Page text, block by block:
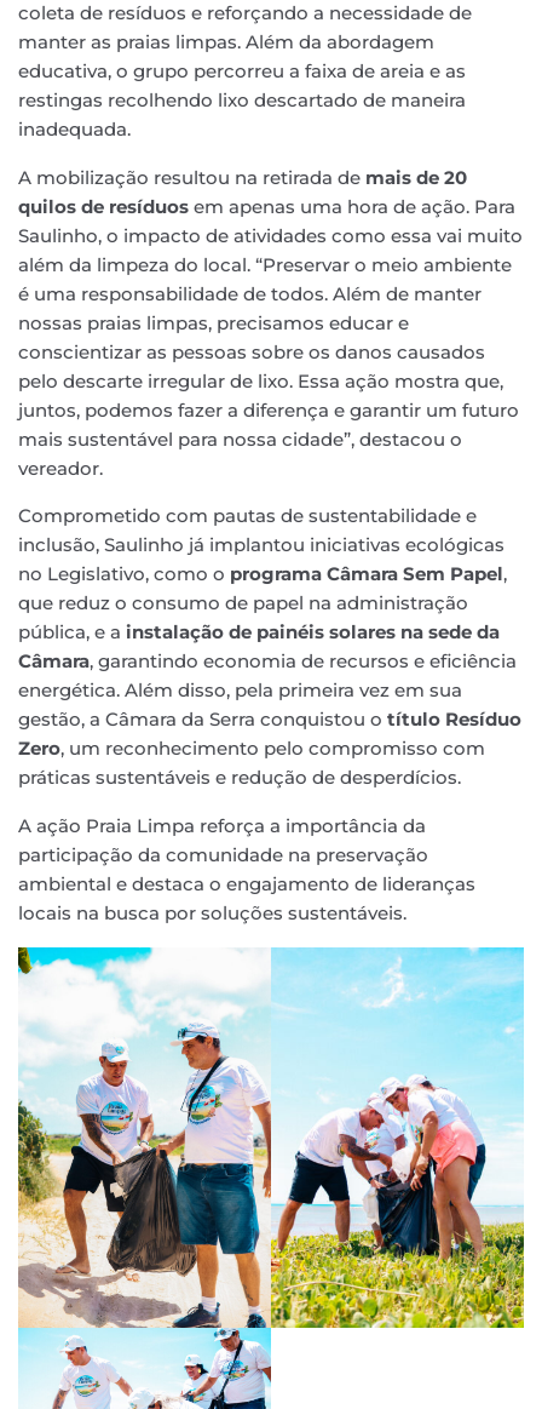
coleta de resíduos e reforçando a necessidade de
manter as praias limpas. Além da abordagem
educativa, o grupo percorreu a faixa de areia e as
restingas recolhendo lixo descartado de maneira
inadequada.
A mobilização resultou na retirada de mais de 20
quilos de resíduos em apenas uma hora de ação. Para
Saulinho, o impacto de atividades como essa vai muito
além da limpeza do local. “Preservar o meio ambiente
é uma responsabilidade de todos. Além de manter
nossas praias limpas, precisamos educar e
conscientizar as pessoas sobre os danos causados
pelo descarte irregular de lixo. Essa ação mostra que,
juntos, podemos fazer a diferença e garantir um futuro
mais sustentável para nossa cidade”, destacou o
vereador.
Comprometido com pautas de sustentabilidade e
inclusão, Saulinho já implantou iniciativas ecológicas
no Legislativo, como o programa Câmara Sem Papel ,
que reduz o consumo de papel na administração
pública, e a instalação de painéis solares na sede da
Câmara, garantindo economia de recursos e eficiência
energética. Além disso, pela primeira vez em sua
gestão, a Câmara da Serra conquistou o título Resíduo
Zero, um reconhecimento pelo compromisso com
práticas sustentáveis e redução de desperdícios.
A ação Praia Limpa reforça a importância da
participação da comunidade na preservação
ambiental e destaca o engajamento de lideranças
locais na busca por soluções sustentáveis.